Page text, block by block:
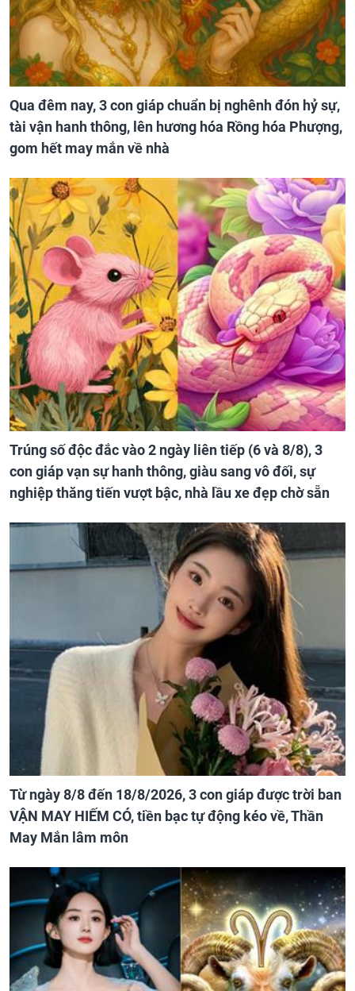
Qua đêm nay, 3 con giáp chuẩn bị nghênh đón hỷ sự,
tài vận hanh thông, lên hương hóa Rồng hóa Phượng,
gom hết may mắn về nhà
Trúng số độc đắc vào 2 ngày liên tiếp (6 và 8/8), 3
con giáp vạn sự hanh thông, giàu sang vô đối, sự
nghiệp thăng tiến vượt bậc, nhà lầu xe đẹp chờ sẵn
Từ ngày 8/8 đến 18/8/2026, 3 con giáp được trời ban
VẬN MAY HIẾM CÓ, tiền bạc tự động kéo về, Thần
May Mắn lâm môn